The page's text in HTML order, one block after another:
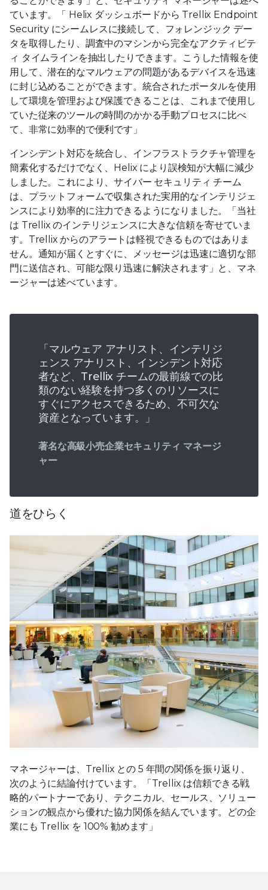
ています。「 Helix ダッシュボードから Trellix Endpoint
Security にシームレスに接続して、フォレンジック デー
タを取得したり、調査中のマシンから完全なアクティビテ
ィ タイムラインを抽出したりできます。こうした情報を使
用して、潜在的なマルウェアの問題があるデバイスを迅速
に封じ込めることができます。統合されたポータルを使用
して環境を管理および保護できることは、これまで使用し
ていた従来のツールの時間のかかる手動プロセスに比べ
て、非常に効率的で便利です」
インシデント対応を統合し、インフラストラクチャ管理を
簡素化するだけでなく、Helix により誤検知が大幅に減少
しました。これにより、サイバー セキュリティ チーム
は、プラットフォームで収集された実用的なインテリジェ
ンスにより効率的に注力できるようになりました。「当社
は Trellix のインテリジェンスに大きな信頼を寄せていま
す。Trellix からのアラートは軽視できるものではありま
せん。通知が届くとすぐに、メッセージは迅速に適切な部
門に送信され、可能な限り迅速に解決されます」と、マネ
ージャーは述べています。
「マルウェア アナリスト、インテリジ
ェンス アナリスト、インシデント対応
者など、Trellix チームの最前線での比
類のない経験を持つ多くのリソースに
すぐにアクセスできるため、不可欠な
資産となっています。」
著名な高級小売企業セキュリティ マネージ
ャー
道をひらく
マネージャーは、Trellix との 5 年間の関係を振り返り、
次のように結論付けています。「Trellix は信頼できる戦
略的パートナーであり、テクニカル、セールス、ソリュー
ションの観点から優れた協力関係を結んでいます。どの企
業にも Trellix を 100% 勧めます」